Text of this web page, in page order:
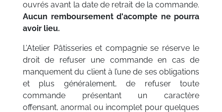
ouvrés avant la date de retrait de la commande.
Aucun remboursement d'acompte ne pourra
avoir lieu.
L’Atelier Pâtisseries et compagnie se réserve le
droit de refuser une commande en cas de
manquement du client à l’une de ses obligations
et plus généralement, de refuser toute
commande présentant un caractère
offensant, anormal ou incomplet pour quelques